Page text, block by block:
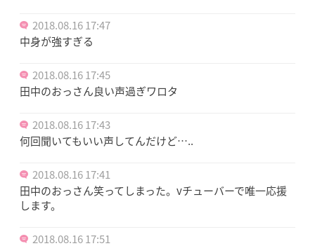
2018.08.16 17:47
中身が強すぎる
2018.08.16 17:45
田中のおっさん良い声過ぎワロタ
2018.08.16 17:43
何回聞いてもいい声してんだけど…..
2018.08.16 17:41
田中のおっさん笑ってしまった。vチューバーで唯一応援
します。
2018.08.16 17:51